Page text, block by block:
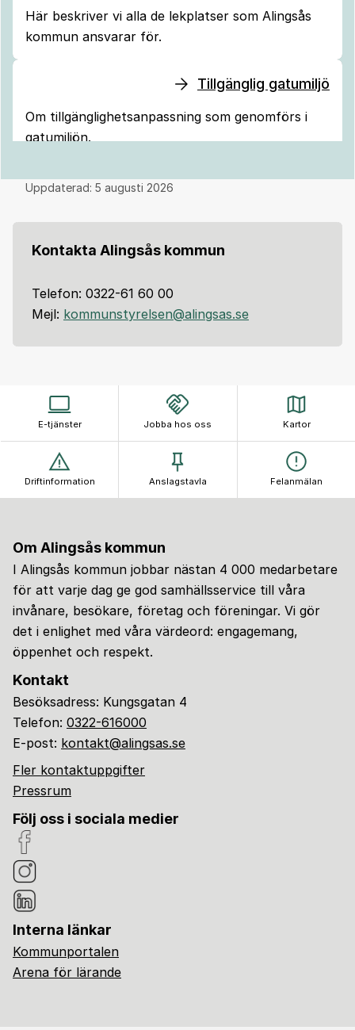
Här beskriver vi alla de lekplatser som Alingsås
kommun ansvarar för.
Tillgänglig gatumiljö
Om tillgänglighetsanpassning som genomförs i
gatumiljön.
Uppdaterad: 5 augusti 2026
Kontakta Alingsås kommun
Telefon: 0322-61 60 00
Mejl: kommunstyrelsen@alingsas.se
E-tjänster Jobba hos oss Kartor
Driftinformation Anslagstavla Felanmälan
Om Alingsås kommun
I Alingsås kommun jobbar nästan 4 000 medarbetare
för att varje dag ge god samhällsservice till våra
invånare, besökare, företag och föreningar. Vi gör
det i enlighet med våra värdeord: engagemang,
öppenhet och respekt.
Kontakt
Besöksadress: Kungsgatan 4
Telefon: 0322-616000
E-post: kontakt@alingsas.se
Fler kontaktuppgifter
Pressrum
Följ oss i sociala medier
Interna länkar
Kommunportalen
Arena för lärande